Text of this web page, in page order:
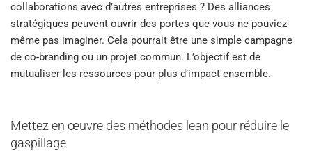
collaborations avec d’autres entreprises ? Des alliances
stratégiques peuvent ouvrir des portes que vous ne pouviez
même pas imaginer. Cela pourrait être une simple campagne
de co-branding ou un projet commun. L’objectif est de
mutualiser les ressources pour plus d’impact ensemble.
Mettez en œuvre des méthodes lean pour réduire le
gaspillage